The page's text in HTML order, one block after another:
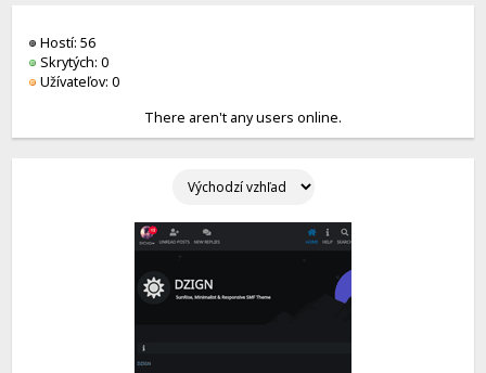
Hostí: 56
Skrytých: 0
Užívateľov: 0
There aren't any users online.